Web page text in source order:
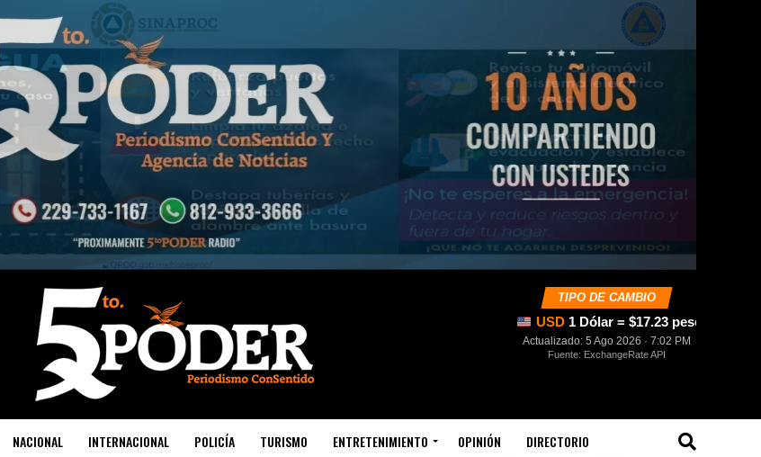
TIPO DE CAMBIO
USD 1 Dólar = $17.23 pesos
Actualizado: 5 Ago 2026 · 7:02 PM
Fuente: ExchangeRate API
NACIONAL INTERNACIONAL POLICÍA TURISMO ENTRETENIMIENTO OPINIÓN DIRECTORIO